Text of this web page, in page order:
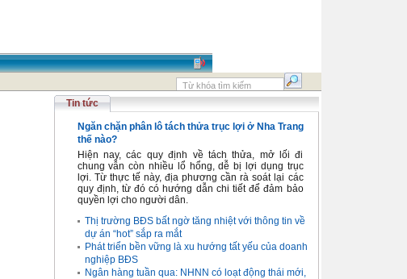
Tin tức
Ngăn chặn phân lô tách thửa trục lợi ở Nha Trang
thế nào?
Hiện nay, các quy định về tách thửa, mở lối đi
chung vẫn còn nhiều lổ hổng, dễ bị lợi dụng trục
lợi. Từ thực tế này, địa phương cần rà soát lại các
quy định, từ đó có hướng dẫn chi tiết để đảm bảo
quyền lợi cho người dân.
Thị trường BĐS bất ngờ tăng nhiệt với thông tin về
dự án “hot” sắp ra mắt
Phát triển bền vững là xu hướng tất yếu của doanh
nghiệp BĐS
Ngân hàng tuần qua: NHNN có loạt động thái mới,